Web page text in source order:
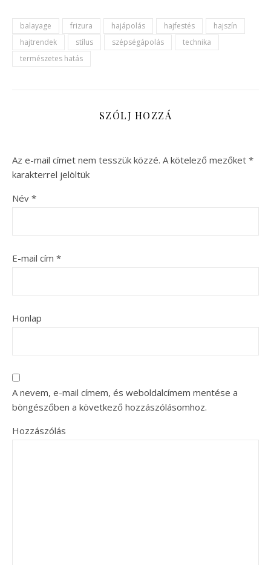
balayage frizura hajápolás hajfestés
hajszín
hajtrendek
stílus szépségápolás
technika
természetes hatás
SZÓLJ HOZZÁ
Az e-mail címet nem tesszük közzé. A kötelező mezőket *
karakterrel jelöltük
Név *
E-mail cím *
Honlap
A nevem, e-mail címem, és weboldalcímem mentése a
böngészőben a következő hozzászólásomhoz.
Hozzászólás